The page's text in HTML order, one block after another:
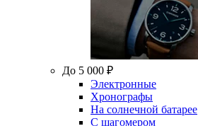
До 5 000 ₽
Электронные
Хронографы
На солнечной батарее
С шагомером